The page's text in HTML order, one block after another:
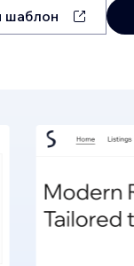
шаблон